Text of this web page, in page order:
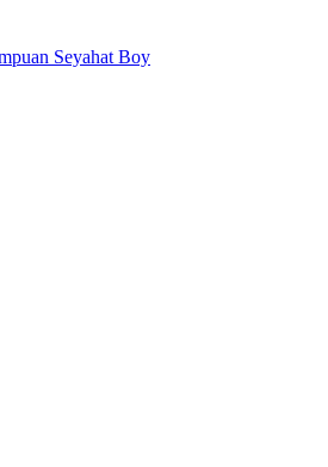
Seyahat Boy